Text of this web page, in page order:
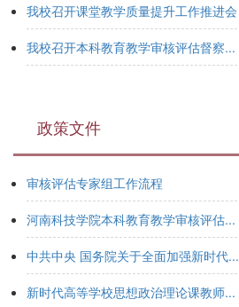
我校召开课堂教学质量提升工作推进会
我校召开本科教育教学审核评估督察...
政策文件
审核评估专家组工作流程
河南科技学院本科教育教学审核评估...
中共中央 国务院关于全面加强新时代...
新时代高等学校思想政治理论课教师...